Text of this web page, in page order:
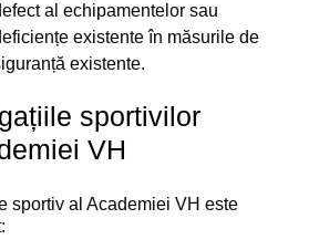
al echipamentelor sau
existente în măsurile de
existente.
sportivilor
VH
sportiv al Academiei VH este